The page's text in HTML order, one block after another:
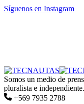
Síguenos en Instagram
Somos un medio de
pluralista e
+569 7935 2788